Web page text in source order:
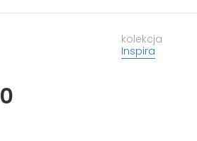
kolekcja
Inspira